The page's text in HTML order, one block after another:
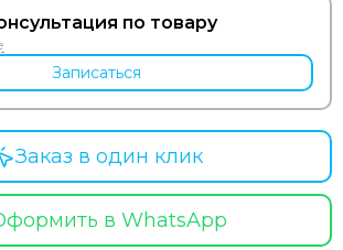
по товару
Записаться
в WhatsApp
Заказ в один клик